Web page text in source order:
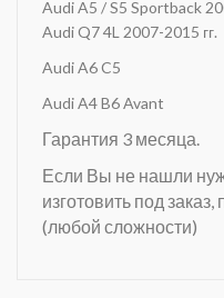
Audi A5 / S5 Sportback
Audi Q7 4L 2007-2015 гг.
Audi A6 C5
Audi A4 B6 Avant
Гарантия 3 месяца.
Если Вы не нашли
изготовить под
(любой сложности)